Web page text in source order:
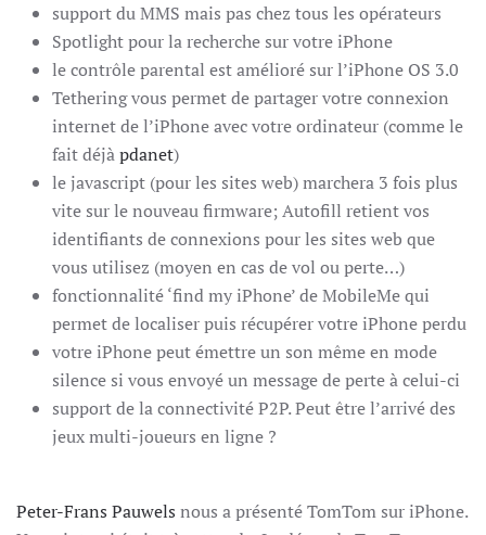
support du MMS mais pas chez tous les opérateurs
Spotlight pour la recherche sur votre iPhone
le contrôle parental est amélioré sur l’iPhone OS 3.0
Tethering vous permet de partager votre connexion
internet de l’iPhone avec votre ordinateur (comme le
fait déjàpdanet)
le javascript (pour les sites web) marchera 3 fois plus
vite sur le nouveau firmware; Autofill retient vos
identifiants de connexions pour les sites web que
vous utilisez (moyen en cas de vol ou perte…)
fonctionnalité ‘find my iPhone’ de MobileMe qui
permet de localiser puis récupérer votre iPhone perdu
votre iPhone peut émettre un son même en mode
silence si vous envoyé un message de perte à celui-ci
support de la connectivité P2P. Peut être l’arrivé des
jeux multi-joueurs en ligne ?
Peter-Frans Pauwels nous a présenté TomTom sur iPhone.